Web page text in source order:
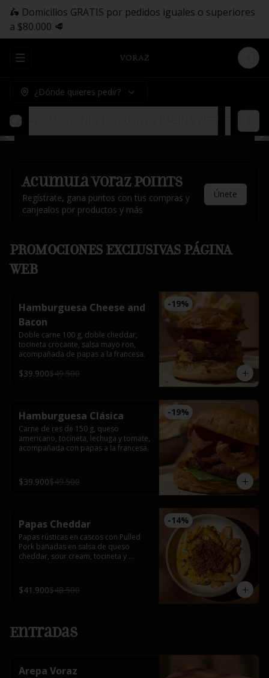
🛵 Domicilios GRATIS por pedidos iguales o superiores
a $80.000 🥩
Abrir menu de navegación Login
¿Dónde quieres pedir?
AcumulaVoraz Points
Regístrate, gana puntos con tus compras y
canjealos por productos y más
Únete
PROMOCIONES EXCLUSIVAS PÁGINA
WEB
-19%
Hamburguesa Cheese and
Bacon
Doble carne 100 g, doble cheddar,
tocineta crocante, salsa mayo ron,
acompañada de papas a la francesa.
$39.900$49.500
-19%
Hamburguesa Clásica
Carne de res de 150 g, queso
americano, tocineta, lechuga y tomate,
acompañada con papas a la francesa.
$39.900$49.500
-14%
Papas Cheddar
Papas rústicas en cascos con Pulled
Pork bañadas en salsa de queso
cheddar, sour cream, tocineta y
$41.900$48.500
Entradas
Arepa Voraz